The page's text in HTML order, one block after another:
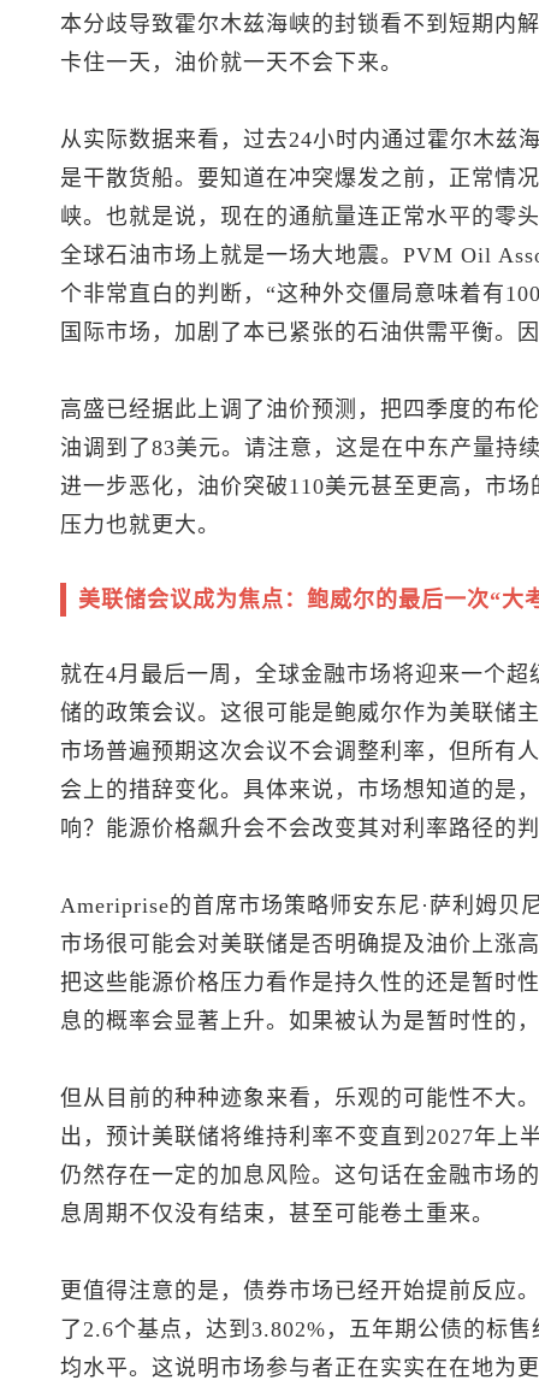
本分歧导致霍尔木兹海峡的封锁看不到短期内
卡住一天，油价就一天不会下来。
从实际数据来看，过去24小时内通过霍尔木兹
是干散货船。要知道在冲突爆发之前，正常情
峡。也就是说，现在的通航量连正常水平的零
全球石油市场上就是一场大地震。PVM Oil
个非常直白的判断，“这种外交僵局意味着有
国际市场，加剧了本已紧张的石油供需平衡。
高盛已经据此上调了油价预测，把四季度的布
油调到了83美元。请注意，这是在中东产量持
进一步恶化，油价突破110美元甚至更高，市
压力也就更大。
美联储会议成为焦点：鲍威尔的最后一次“大
就在4月最后一周，全球金融市场将迎来一个
储的政策会议。这很可能是鲍威尔作为美联储
市场普遍预期这次会议不会调整利率，但所有
会上的措辞变化。具体来说，市场想知道的是
响？能源价格飙升会不会改变其对利率路径的
Ameriprise的首席市场策略师安东尼·萨利姆贝
市场很可能会对美联储是否明确提及油价上涨
把这些能源价格压力看作是持久性的还是暂时
息的概率会显著上升。如果被认为是暂时性的
但从目前的种种迹象来看，乐观的可能性不大
出，预计美联储将维持利率不变直到2027年上
仍然存在一定的加息风险。这句话在金融市
息周期不仅没有结束，甚至可能卷土重来。
更值得注意的是，债券市场已经开始提前反应
了2.6个基点，达到3.802%，五年期公债的标
均水平。这说明市场参与者正在实实在在地为